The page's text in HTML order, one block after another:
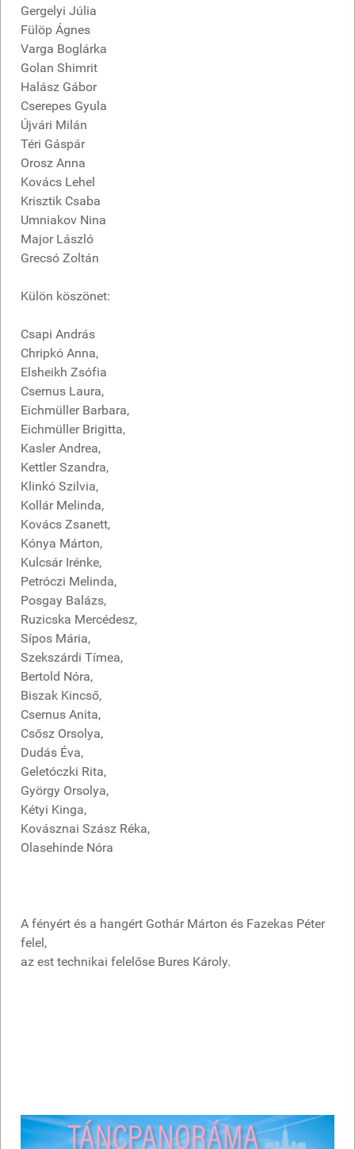
Gergelyi Júlia
Fülöp Ágnes
Varga Boglárka
Golan Shimrit
Halász Gábor
Cserepes Gyula
Újvári Milán
Téri Gáspár
Orosz Anna
Kovács Lehel
Krisztik Csaba
Umniakov Nina
Major László
Grecsó Zoltán
Külön köszönet:
Csapi András
Chripkó Anna,
Elsheikh Zsófia
Csernus Laura,
Eichmüller Barbara,
Eichmüller Brigitta,
Kasler Andrea,
Kettler Szandra,
Klinkó Szilvia,
Kollár Melinda,
Kovács Zsanett,
Kónya Márton,
Kulcsár Irénke,
Petróczi Melinda,
Posgay Balázs,
Ruzicska Mercédesz,
Sípos Mária,
Szekszárdi Tímea,
Bertold Nóra,
Biszak Kincső,
Csernus Anita,
Csősz Orsolya,
Dudás Éva,
Geletóczki Rita,
György Orsolya,
Kétyi Kinga,
Kovásznai Szász Réka,
Olasehinde Nóra
A fényért és a hangért Gothár Márton és Fazekas Péter
felel,
az est technikai felelőse Bures Károly.